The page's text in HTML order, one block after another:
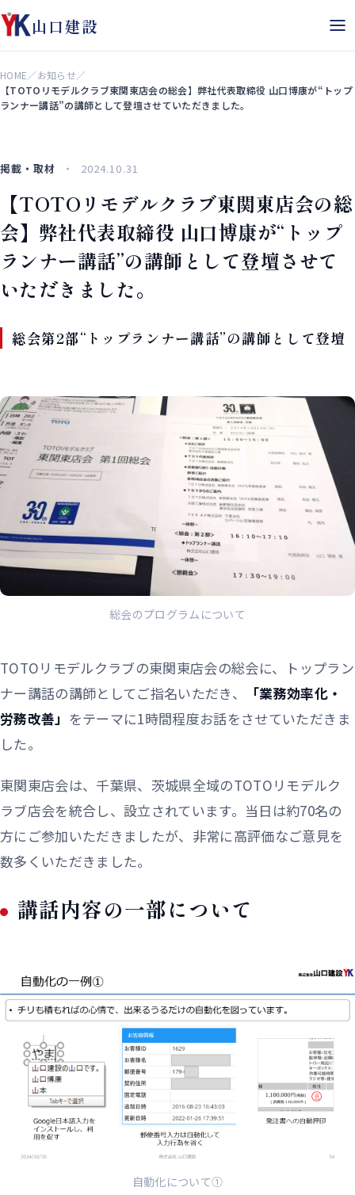
山口建設
HOME／お知らせ／
【TOTOリモデルクラブ東関東店会の総会】弊社代表取締役 山口博康が“トップ
ランナー講話”の講師として登壇させていただきました。
掲載・取材 2024.10.31
【TOTOリモデルクラブ東関東店会の総
会】弊社代表取締役 山口博康が“トップ
ランナー講話”の講師として登壇させて
いただきました。
総会第2部“トップランナー講話”の講師として登壇
総会のプログラムについて
TOTOリモデルクラブの東関東店会の総会に、トップラン
ナー講話の講師としてご指名いただき、
「業務効率化・
労務改善」 をテーマに1時間程度お話をさせていただきま
した。
東関東店会は、千葉県、茨城県全域のTOTOリモデルク
ラブ店会を統合し、設立されています。当日は約70名の
方にご参加いただきましたが、非常に高評価なご意見を
数多くいただきました。
講話内容の一部について
自動化について①